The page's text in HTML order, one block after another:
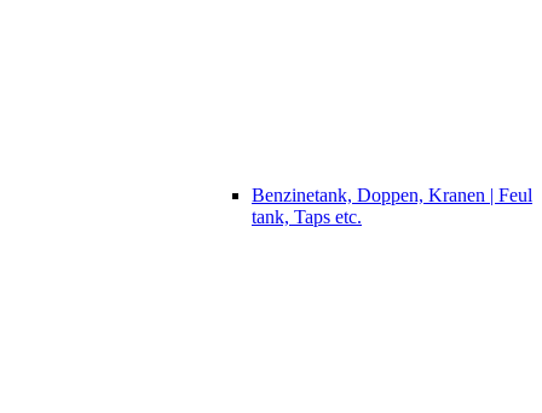
Benzinetank, Doppen, Kranen | Feul
tank, Taps etc.